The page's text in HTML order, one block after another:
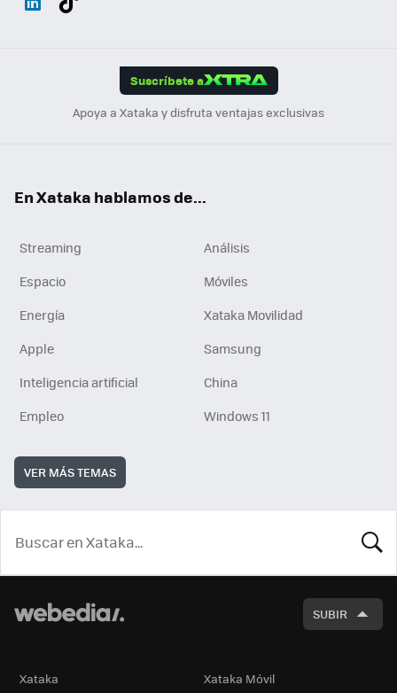
Suscríbete a
Apoya a Xataka y disfruta ventajas exclusivas
En Xataka hablamos de...
Streaming
Análisis
Espacio
Móviles
Energía
Xataka Movilidad
Apple
Samsung
Inteligencia artificial
China
Empleo
Windows 11
VER MÁS TEMAS
SUBIR
Xataka Xataka Móvil